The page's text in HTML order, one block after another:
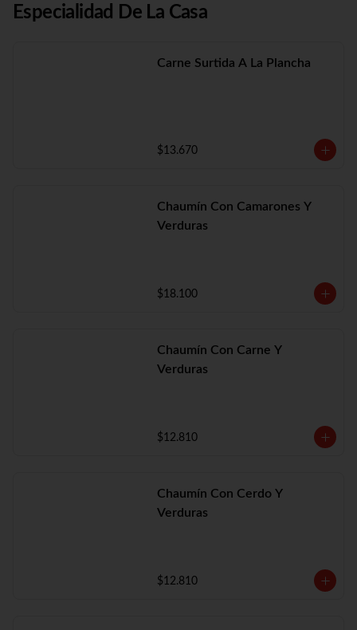
Especialidad De La Casa
Carne Surtida A La Plancha
$13.670
Chaumín Con Camarones Y
Verduras
$18.100
Chaumín Con Carne Y
Verduras
$12.810
Chaumín Con Cerdo Y
Verduras
$12.810